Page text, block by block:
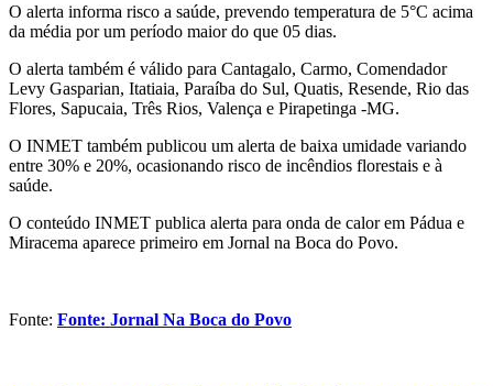
O alerta informa risco a saúde, prevendo temperatura de 5°C acima
da média por um período maior do que 05 dias.
O alerta também é válido para Cantagalo, Carmo, Comendador
Levy Gasparian, Itatiaia, Paraíba do Sul, Quatis, Resende, Rio das
Flores, Sapucaia, Três Rios, Valença e Pirapetinga -MG.
O INMET também publicou um alerta de baixa umidade variando
entre 30% e 20%, ocasionando risco de incêndios florestais e à
saúde.
O conteúdo INMET publica alerta para onda de calor em Pádua e
Miracema aparece primeiro em Jornal na Boca do Povo.
Fonte: Fonte: Jornal Na Boca do Povo